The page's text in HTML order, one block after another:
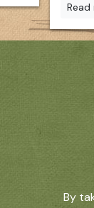
Read
By